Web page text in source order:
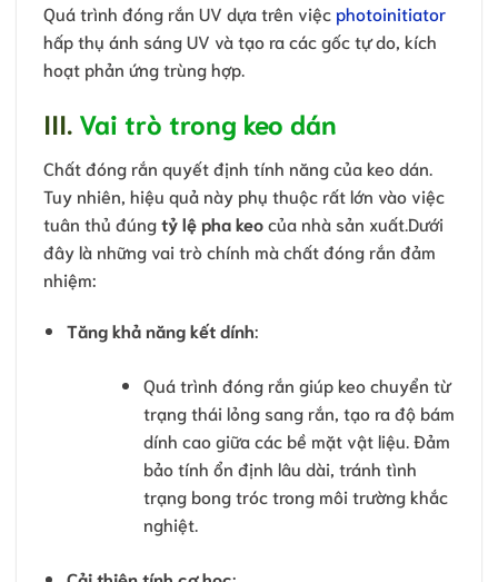
Quá trình đóng rắn UV dựa trên việcphotoinitiator
hấp thụ ánh sáng UV và tạo ra các gốc tự do, kích
hoạt phản ứng trùng hợp.
III. Vai trò trong keo dán
Chất đóng rắn quyết định tính năng của keo dán.
Tuy nhiên, hiệu quả này phụ thuộc rất lớn vào việc
tuân thủ đúngtỷ lệ pha keocủa nhà sản xuất.Dưới
đây là những vai trò chính mà chất đóng rắn đảm
nhiệm:
Tăng khả năng kết dính:
Quá trình đóng rắn giúp keo chuyển từ
trạng thái lỏng sang rắn, tạo ra độ bám
dính cao giữa các bề mặt vật liệu. Đảm
bảo tính ổn định lâu dài, tránh tình
trạng bong tróc trong môi trường khắc
nghiệt.